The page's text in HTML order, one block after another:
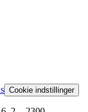
Cookie indstillinger